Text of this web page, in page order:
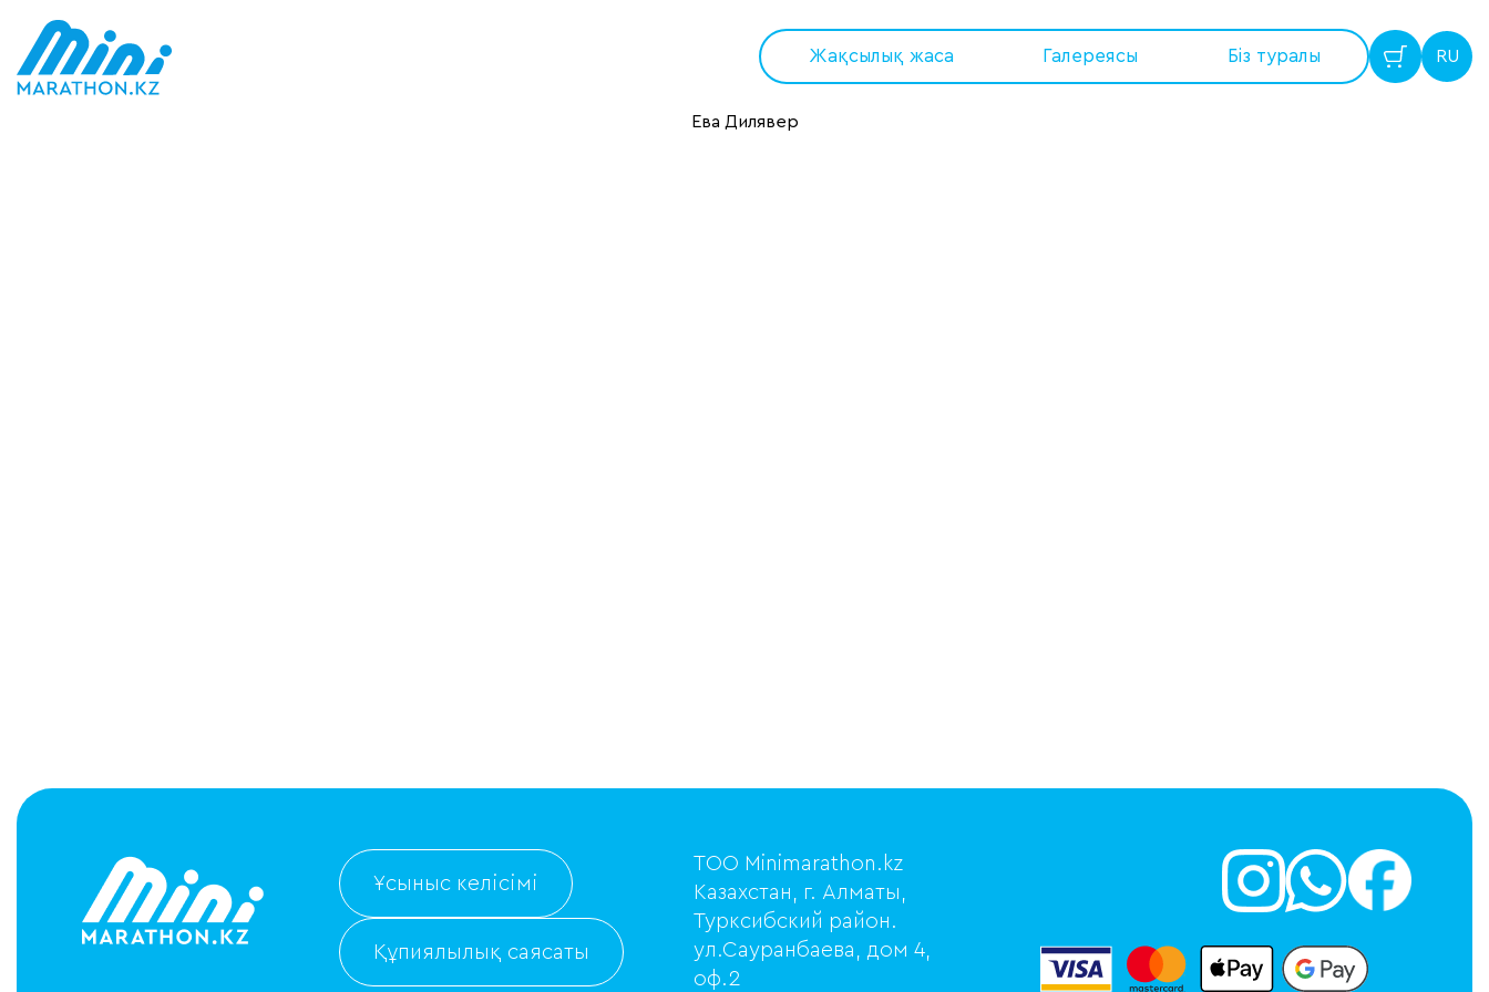
Жақсылық жаса Галереясы Бiз туралы RU
Ева Дилявер
Ұсыныс келісімі
Құпиялылық саясаты
ТОО Minimarathon.kz
Казахстан, г. Алматы,
Турксибский район.
ул.Сауранбаева, дом 4,
оф.2